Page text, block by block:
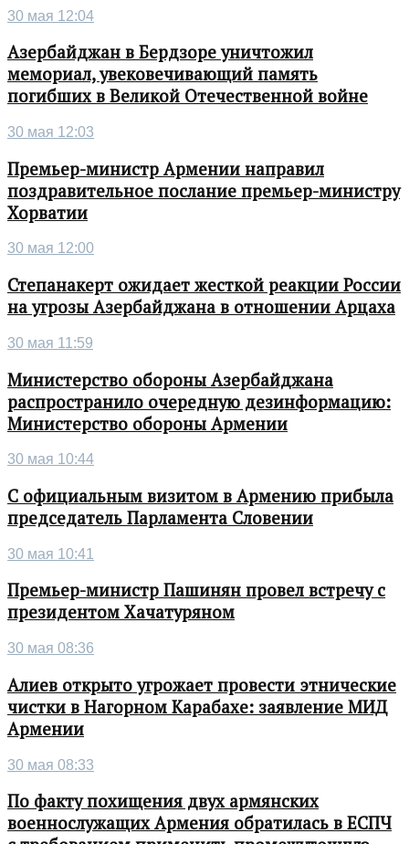
30 мая 12:04
Азербайджан в Бердзоре уничтожил
мемориал, увековечивающий память
погибших в Великой Отечественной войне
30 мая 12:03
Премьер-министр Армении направил
поздравительное послание премьер-министру
Хорватии
30 мая 12:00
Степанакерт ожидает жесткой реакции России
на угрозы Азербайджана в отношении Арцаха
30 мая 11:59
Министерство обороны Азербайджана
распространило очередную дезинформацию:
Министерство обороны Армении
30 мая 10:44
С официальным визитом в Армению прибыла
председатель Парламента Словении
30 мая 10:41
Премьер-министр Пашинян провел встречу с
президентом Хачатуряном
30 мая 08:36
Алиев открыто угрожает провести этнические
чистки в Нагорном Карабахе: заявление МИД
Армении
30 мая 08:33
По факту похищения двух армянских
военнослужащих Армения обратилась в ЕСПЧ